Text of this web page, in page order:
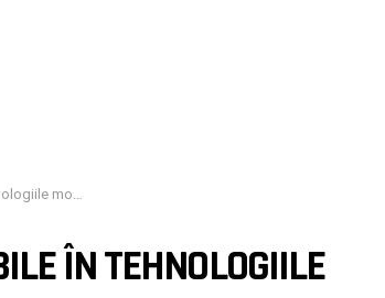
moderne
ÎN TEHNOLOGIILE